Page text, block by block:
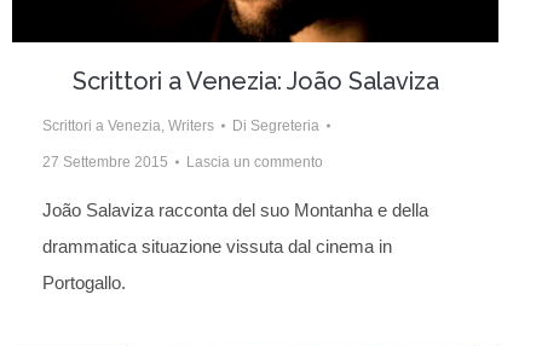
Scrittori a Venezia: João Salaviza
Scrittori a Venezia, Writers Di Segreteria
27 Settembre 2015 Lascia un commento
João Salaviza racconta del suo Montanha e della
drammatica situazione vissuta dal cinema in
Portogallo.